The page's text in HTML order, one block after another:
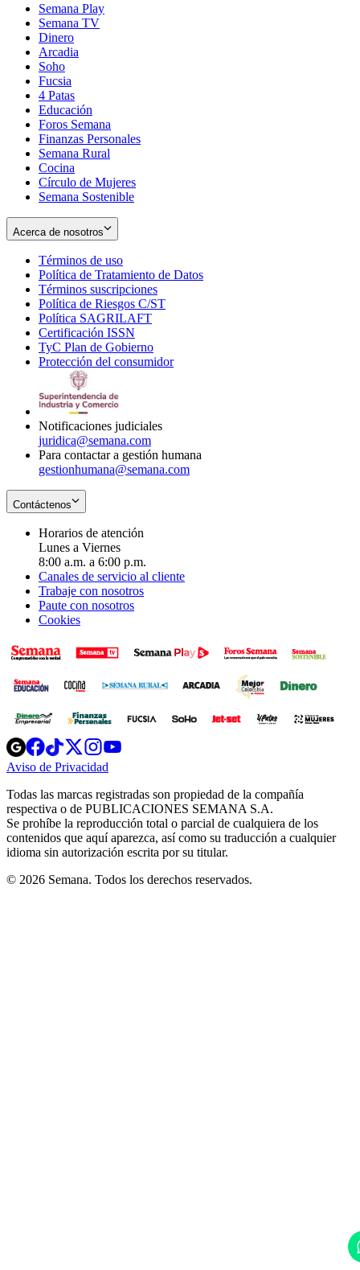
Semana Play
Semana TV
Dinero
Arcadia
Soho
in
new
window
Fucsia
in
new
window
4 Patas
Educación
Foros Semana
Finanzas Personales
Semana Rural
Cocina
Círculo de Mujeres
Semana Sostenible
Acerca de nosotros
Términos de uso
in
new
window
Política de Tratamiento de Datos
Términos suscripciones
in
Política de Riesgos C/ST
Política SAGRILAFT
new
window
Certificación ISSN
in
new
TyC Plan de Gobierno
in
Protección del consumidorOpens
Notificaciones judiciales
juridica@semana.com
Para contactar a gestión humana
gestionhumana@semana.com
Contáctenos
Horarios de atención
Lunes a Viernes
8:00 a.m. a 6:00 p.m.
Canales de servicio al cliente
Trabaje con nosotros
Paute con nosotros
Cookies
Opens
in
new
Opens
in
new
Opens
in
new
window
Opens
new
windowwindow
Aviso de Privacidad
new
window
Todas las marcas registradas son propiedad de la compañía
respectiva o de PUBLICACIONES SEMANA S.A.
Se prohíbe la reproducción total o parcial de cualquiera de los
contenidos que aquí aparezca, así como su traducción a cualquier
idioma sin autorización escrita por su titular.
© 2026 Semana. Todos los derechos reservados.